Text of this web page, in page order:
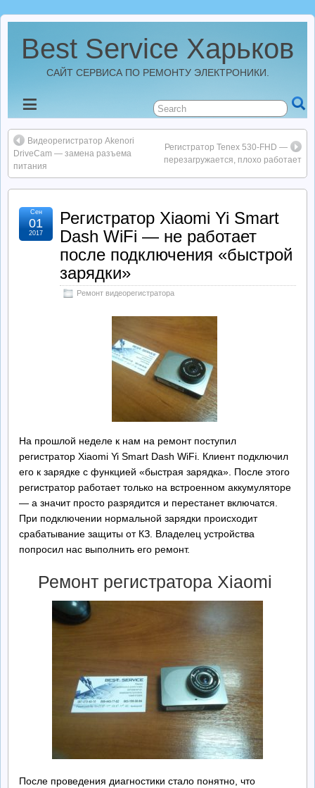
Best Service Харьков
САЙТ СЕРВИСА ПО РЕМОНТУ ЭЛЕКТРОНИКИ.
Новости
Best Service Харьков
Ремонт Автомагнитол
Ремонт StarLine
Ремонт Видеорегистраторов
Видеорегистратор Akenori
DriveCam — замена разъема
питания
Регистратор Tenex 530-FHD —
перезагружается, плохо работает
Регистратор Xiaomi Yi Smart
Dash WiFi — не работает
после подключения «быстрой
зарядки»
Ремонт видеорегистратора
Сен
01
2017
На прошлой неделе к нам на ремонт поступил
регистратор Xiaomi Yi Smart Dash WiFi. Клиент подключил
его к зарядке с функцией «быстрая зарядка». После этого
регистратор работает только на встроенном аккумуляторе
— а значит просто разрядится и перестанет включатся.
При подключении нормальной зарядки происходит
срабатывание защиты от КЗ. Владелец устройства
попросил нас выполнить его ремонт.
Ремонт регистратора Xiaomi
После проведения диагностики стало понятно, что